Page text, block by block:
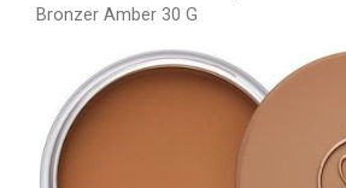
Bronzer Amber 30 G